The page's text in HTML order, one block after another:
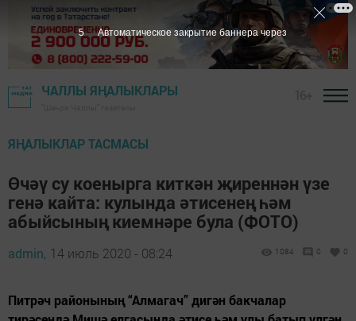
ЧАЛЛЫ ЯҢАЛЫКЛАРЫ
ЯҢАЛЫКЛАР ТАСМАСЫ
Өчәү су коенырга киткән җиреннән үзе
генә кайта: кулында әтисенең һәм
абыйсының киемнәре була (ФОТО)
admin, 14 июль 2020 - 08:24 1084 0 0
Питрәч районының “Алмагач” дигән бакчалар
4 Автоматическое закрытие баннера через